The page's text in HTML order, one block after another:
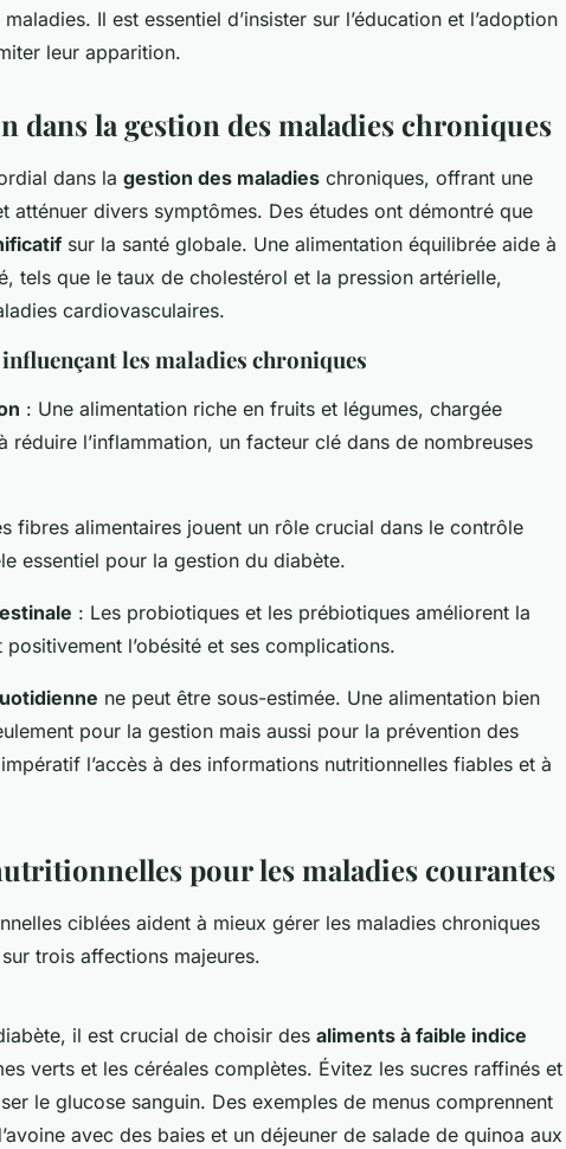
Il est essentiel d’insister sur l’éducation et l’adoption
leur apparition.
dans la gestion des maladies chroniques
dans la gestion des maladies chroniques, offrant une
atténuer divers symptômes. Des études ont démontré que
sur la santé globale. Une alimentation équilibrée aide à
tels que le taux de cholestérol et la pression artérielle,
cardiovasculaires.
les maladies chroniques
: Une alimentation riche en fruits et légumes, chargée
réduire l’inflammation, un facteur clé dans de nombreuses
fibres alimentaires jouent un rôle crucial dans le contrôle
essentiel pour la gestion du diabète.
: Les probiotiques et les prébiotiques améliorent la
l’obésité et ses complications.
ne peut être sous-estimée. Une alimentation bien
pour la gestion mais aussi pour la prévention des
l’accès à des informations nutritionnelles fiables et à
pour les maladies courantes
ciblées aident à mieux gérer les maladies chroniques
trois affections majeures.
il est crucial de choisir des aliments à faible indice
verts et les céréales complètes. Évitez les sucres raffinés et
le glucose sanguin. Des exemples de menus comprennent
avec des baies et un déjeuner de salade de quinoa aux